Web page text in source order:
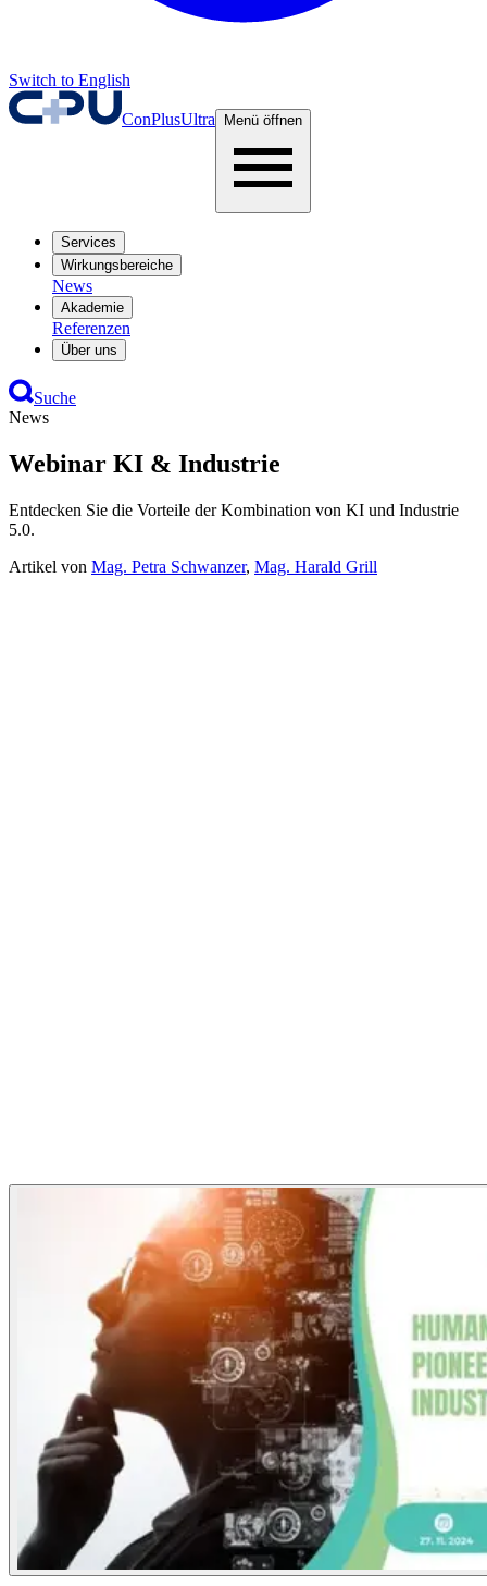
Switch to English
ConPlusUltra Menü öffnen
Services
Wirkungsbereiche
News
Akademie
Referenzen
Über uns
Suche
News
Webinar KI & Industrie
Entdecken Sie die Vorteile der Kombination von KI und Industrie
5.0.
Artikel von Mag. Petra Schwanzer, Mag. Harald Grill